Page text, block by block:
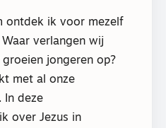
ontdek ik voor mezelf
verlangen wij
jongeren op?
met al onze
In deze
over Jezus in